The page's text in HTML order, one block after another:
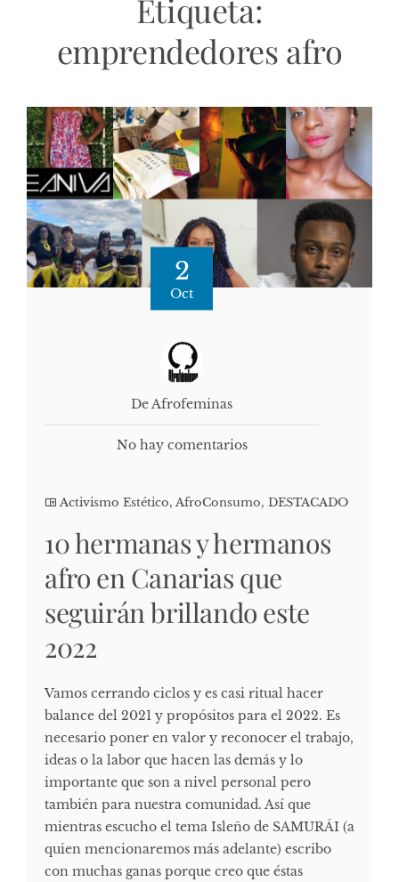
Etiqueta:
emprendedores afro
2
Oct
De Afrofeminas
No hay comentarios
Activismo Estético, AfroConsumo, DESTACADO
10 hermanas y hermanos
afro en Canarias que
seguirán brillando este
2022
Vamos cerrando ciclos y es casi ritual hacer
balance del 2021 y propósitos para el 2022. Es
necesario poner en valor y reconocer el trabajo,
ideas o la labor que hacen las demás y lo
importante que son a nivel personal pero
también para nuestra comunidad. Así que
mientras escucho el tema Isleño de SAMURÁI (a
quien mencionaremos más adelante) escribo
con muchas ganas porque creo que éstas